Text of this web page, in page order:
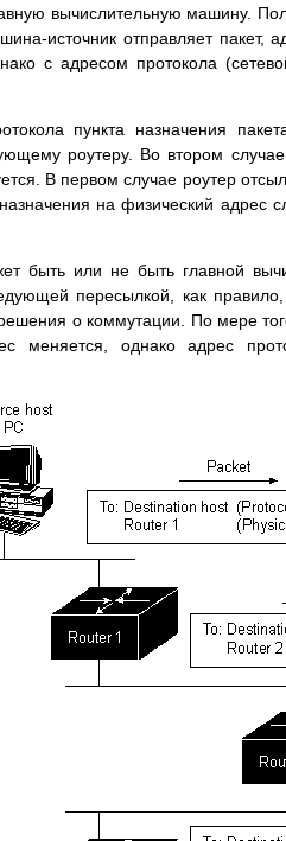
вычислительную машину.
источник отправляет пакет,
с адресом протокола
пункта назначения
роутеру. Во втором
В первом случае роутер
на физический
быть или не быть главной
пересылкой, как
о коммутации. По мере
меняется, однако адрес